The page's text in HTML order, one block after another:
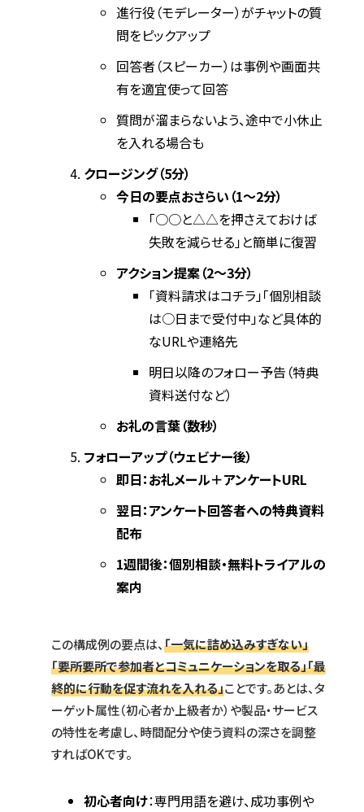
進行役（モデレーター）がチャットの質
問をピックアップ
回答者（スピーカー）は事例や画面共
有を適宜使って回答
質問が溜まらないよう、途中で小休止
を入れる場合も
クロージング（5分）
今日の要点おさらい（1〜2分）
「○○と△△を押さえておけば
失敗を減らせる」と簡単に復習
アクション提案（2〜3分）
「資料請求はコチラ」「個別相談
は○日まで受付中」など具体的
なURLや連絡先
明日以降のフォロー予告（特典
資料送付など）
お礼の言葉（数秒）
フォローアップ（ウェビナー後）
即日：お礼メール＋アンケートURL
翌日：アンケート回答者への特典資料
配布
1週間後：個別相談・無料トライアルの
案内
この構成例の要点は、「一気に詰め込みすぎない」
「要所要所で参加者とコミュニケーションを取る」「最
終的に行動を促す流れを入れる」ことです。あとは、タ
ーゲット属性（初心者か上級者か）や製品・サービス
の特性を考慮し、時間配分や使う資料の深さを調整
すればOKです。
初心者向け：専門用語を避け、成功事例や